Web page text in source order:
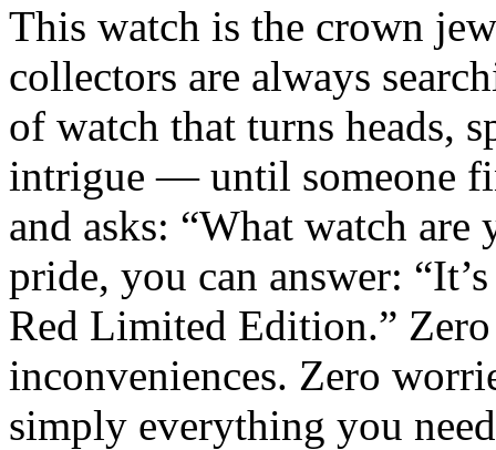
This watch is the crown
collectors are always
of watch that turns heads,
intrigue — until someone
and asks: “What watch
pride, you can answer:
Red Limited Edition.”
inconveniences. Zero
simply everything you